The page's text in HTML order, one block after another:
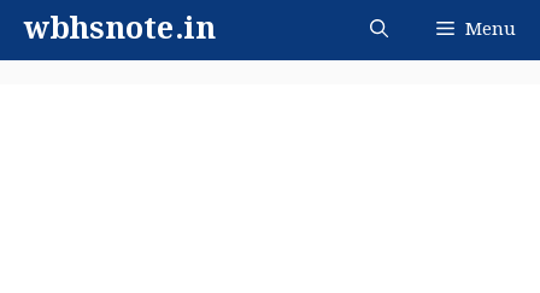
Skipwbhsnote.in Menu